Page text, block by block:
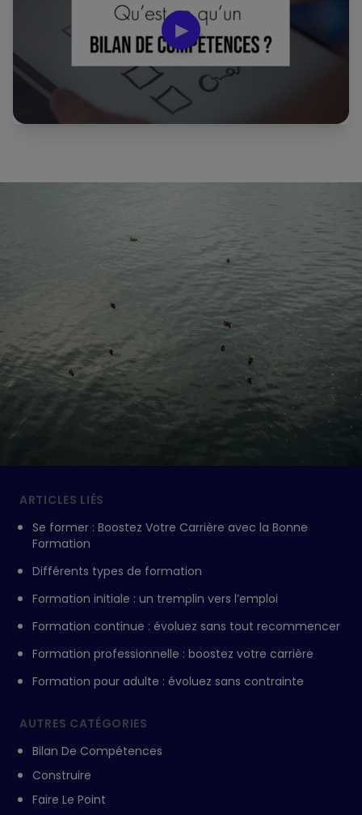
▶
ARTICLES LIÉS
Se former : Boostez Votre Carrière avec la Bonne
Formation
Différents types de formation
Formation initiale : un tremplin vers l’emploi
Formation continue : évoluez sans tout recommencer
Formation professionnelle : boostez votre carrière
Formation pour adulte : évoluez sans contrainte
AUTRES CATÉGORIES
Bilan De Compétences
Construire
Faire Le Point